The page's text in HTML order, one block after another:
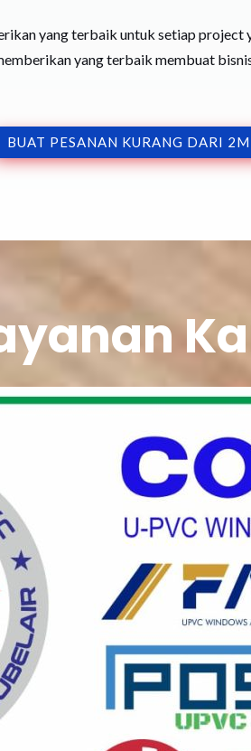
yang terbaik untuk setiap project
yang terbaik membuat
BUAT PESANAN KURANG DARI